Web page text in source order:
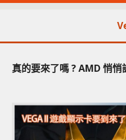
真的要來了嗎 ? AMD 悄